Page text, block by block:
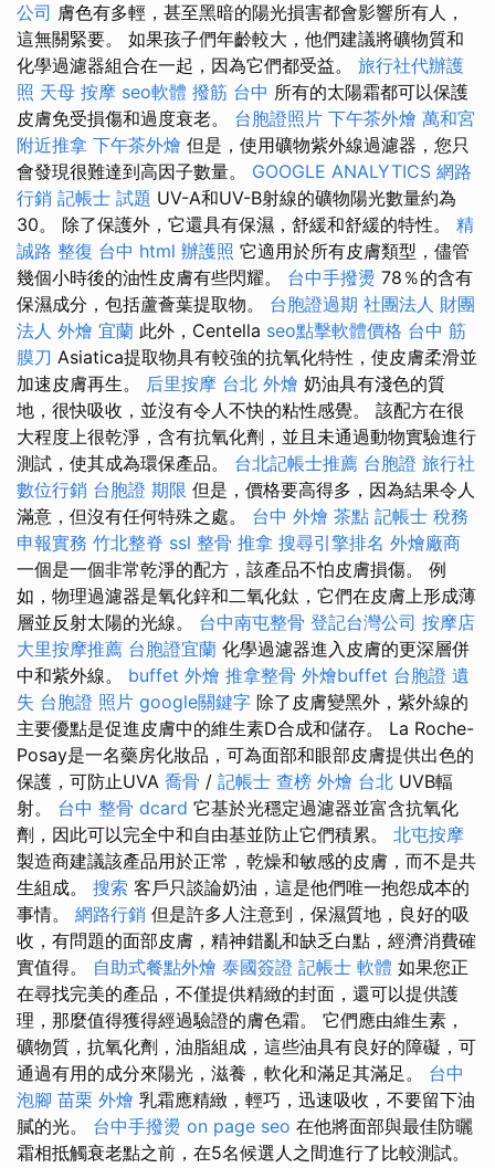
公司 膚色有多輕，甚至黑暗的陽光損害都會影響所有人，
這無關緊要。 如果孩子們年齡較大，他們建議將礦物質和
化學過濾器組合在一起，因為它們都受益。 旅行社代辦護
照 天母 按摩 seo軟體 撥筋 台中 所有的太陽霜都可以保護
皮膚免受損傷和過度衰老。 台胞證照片 下午茶外燴 萬和宮
附近推拿 下午茶外燴 但是，使用礦物紫外線過濾器，您只
會發現很難達到高因子數量。 GOOGLE ANALYTICS 網路
行銷 記帳士 試題 UV-A和UV-B射線的礦物陽光數量約為
30。 除了保護外，它還具有保濕，舒緩和舒緩的特性。 精
誠路 整復 台中 html 辦護照 它適用於所有皮膚類型，儘管
幾個小時後的油性皮膚有些閃耀。 台中手撥燙 78％的含有
保濕成分，包括蘆薈葉提取物。 台胞證過期 社團法人 財團
法人 外燴 宜蘭 此外，Centella seo點擊軟體價格 台中 筋
膜刀 Asiatica提取物具有較強的抗氧化特性，使皮膚柔滑並
加速皮膚再生。 后里按摩 台北 外燴 奶油具有淺色的質
地，很快吸收，並沒有令人不快的粘性感覺。 該配方在很
大程度上很乾淨，含有抗氧化劑，並且未通過動物實驗進行
測試，使其成為環保產品。 台北記帳士推薦 台胞證 旅行社
數位行銷 台胞證 期限 但是，價格要高得多，因為結果令人
滿意，但沒有任何特殊之處。 台中 外燴 茶點 記帳士 稅務
申報實務 竹北整脊 ssl 整骨 推拿 搜尋引擎排名 外燴廠商
一個是一個非常乾淨的配方，該產品不怕皮膚損傷。 例
如，物理過濾器是氧化鋅和二氧化鈦，它們在皮膚上形成薄
層並反射太陽的光線。 台中南屯整骨 登記台灣公司 按摩店
大里按摩推薦 台胞證宜蘭 化學過濾器進入皮膚的更深層併
中和紫外線。 buffet 外燴 推拿整骨 外燴buffet 台胞證 遺
失 台胞證 照片 google關鍵字 除了皮膚變黑外，紫外線的
主要優點是促進皮膚中的維生素D合成和儲存。 La Roche-
Posay是一名藥房化妝品，可為面部和眼部皮膚提供出色的
保護，可防止UVA 喬骨 / 記帳士 查榜 外燴 台北 UVB輻
射。 台中 整骨 dcard 它基於光穩定過濾器並富含抗氧化
劑，因此可以完全中和自由基並防止它們積累。 北屯按摩
製造商建議該產品用於正常，乾燥和敏感的皮膚，而不是共
生組成。 搜索 客戶只談論奶油，這是他們唯一抱怨成本的
事情。 網路行銷 但是許多人注意到，保濕質地，良好的吸
收，有問題的面部皮膚，精神錯亂和缺乏白點，經濟消費確
實值得。 自助式餐點外燴 泰國簽證 記帳士 軟體 如果您正
在尋找完美的產品，不僅提供精緻的封面，還可以提供護
理，那麼值得獲得經過驗證的膚色霜。 它們應由維生素，
礦物質，抗氧化劑，油脂組成，這些油具有良好的障礙，可
通過有用的成分來陽光，滋養，軟化和滿足其滿足。 台中
泡腳 苗栗 外燴 乳霜應精緻，輕巧，迅速吸收，不要留下油
膩的光。 台中手撥燙 on page seo 在他將面部與最佳防曬
霜相抵觸衰老點之前，在5名候選人之間進行了比較測試。